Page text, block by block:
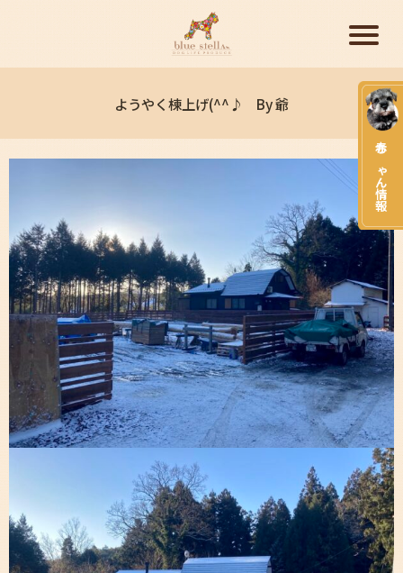
赤ちゃん情報
ようやく棟上げ(^^♪ By 爺